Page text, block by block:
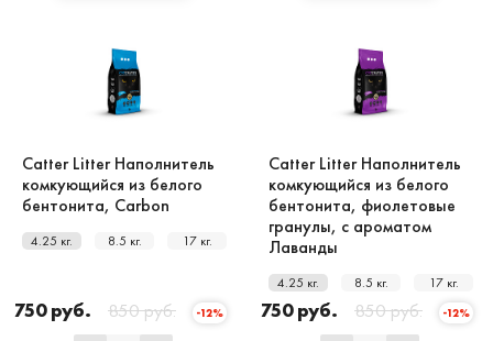
Catter Litter Наполнитель
комкующийся из белого
бентонита, Carbon
4.25 кг. 8.5 кг. 17 кг.
750 руб. 850 руб. -12%
Catter Litter Наполнитель
комкующийся из белого
бентонита, фиолетовые
гранулы, с ароматом
Лаванды
4.25 кг. 8.5 кг. 17 кг.
750 руб. 850 руб. -12%